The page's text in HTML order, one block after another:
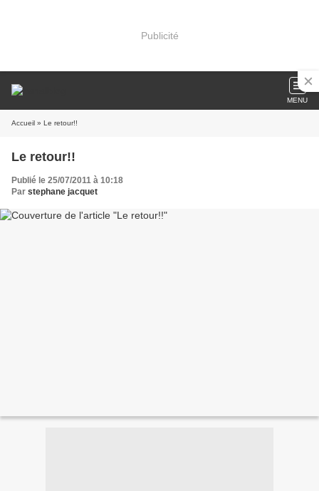
Publicité
MENU
Accueil » Le retour!!
Le retour!!
Publié le 25/07/2011 à 10:18
Par stephane jacquet